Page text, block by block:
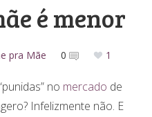
é menor
pra Mãe 0 1
no mercado de
Infelizmente não. E